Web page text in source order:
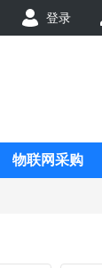
登录
物联网采购